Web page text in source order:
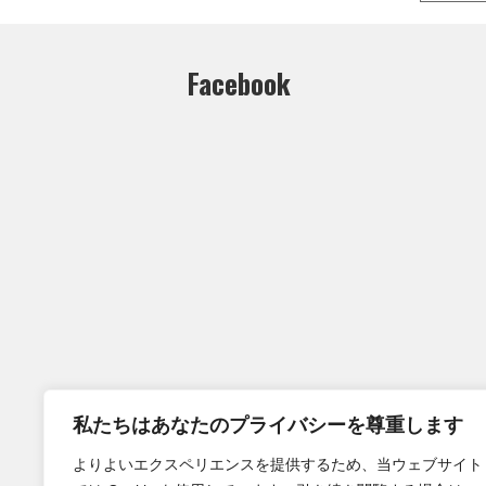
私たちはあなたのプライバシーを尊重します
よりよいエクスペリエンスを提供するため、当ウェブサイト
Facebook